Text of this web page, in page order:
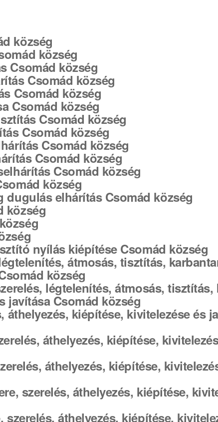
község
község
Csomád község
Csomád község
Csomád község
Csomád község
Csomád község
Csomád község
Csomád község
Csomád község
Csomád község
község
dugulás elhárítás Csomád község
község
nyílás kiépítése Csomád község
átmosás, tisztítás,
község
légtelenítés, átmosás, tisztítás,
javítása Csomád község
áthelyezés, kiépítése, kivitelezése és
áthelyezés, kiépítése,
áthelyezés, kiépítése,
szerelés, áthelyezés, kiépítése,
szerelés, áthelyezés, kiépítése,